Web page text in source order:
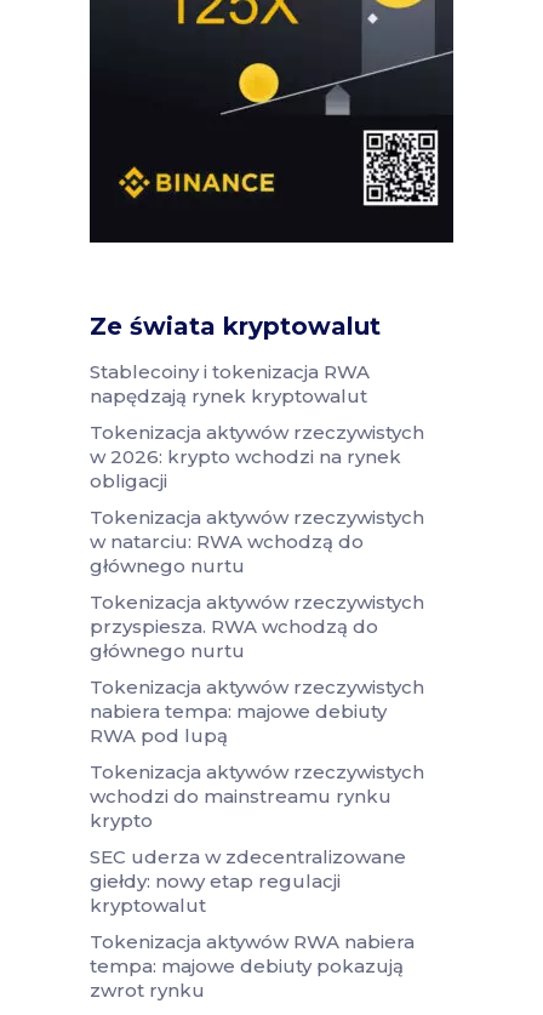
Ze świata kryptowalut
Stablecoiny i tokenizacja RWA
napędzają rynek kryptowalut
Tokenizacja aktywów rzeczywistych
w 2026: krypto wchodzi na rynek
obligacji
Tokenizacja aktywów rzeczywistych
w natarciu: RWA wchodzą do
głównego nurtu
Tokenizacja aktywów rzeczywistych
przyspiesza. RWA wchodzą do
głównego nurtu
Tokenizacja aktywów rzeczywistych
nabiera tempa: majowe debiuty
RWA pod lupą
Tokenizacja aktywów rzeczywistych
wchodzi do mainstreamu rynku
krypto
SEC uderza w zdecentralizowane
giełdy: nowy etap regulacji
kryptowalut
Tokenizacja aktywów RWA nabiera
tempa: majowe debiuty pokazują
zwrot rynku